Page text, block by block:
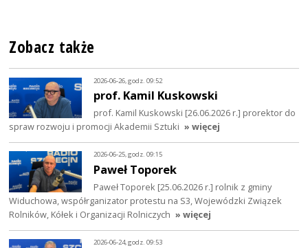
Zobacz także
2026-06-26, godz. 09:52
prof. Kamil Kuskowski
prof. Kamil Kuskowski [26.06.2026 r.] prorektor do
spraw rozwoju i promocji Akademii Sztuki » więcej
2026-06-25, godz. 09:15
Paweł Toporek
Paweł Toporek [25.06.2026 r.] rolnik z gminy
Widuchowa, współrganizator protestu na S3, Wojewódzki Związek
Rolników, Kółek i Organizacji Rolniczych » więcej
2026-06-24, godz. 09:53